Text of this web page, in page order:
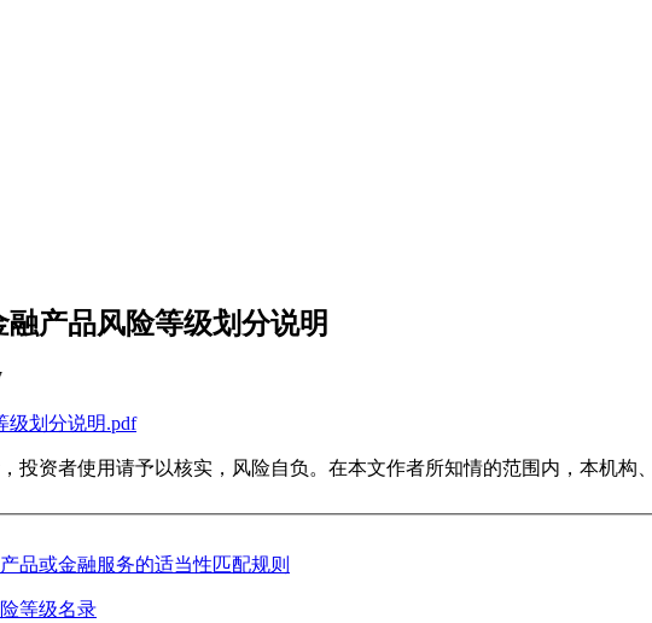
产品风险等级划分说明
级划分说明.pdf
投资者使用请予以核实，风险自负。在本文作者所知情的范围内，本机构
品或金融服务的适当性匹配规则
等级名录